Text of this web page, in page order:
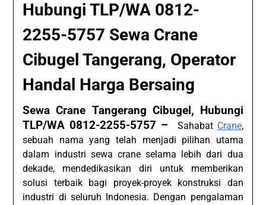
Hubungi TLP/WA 0812-
2255-5757 Sewa Crane
Cibugel Tangerang, Operator
Handal Harga Bersaing
Sewa Crane Tangerang Cibugel, Hubungi
TLP/WA 0812-2255-5757 – Sahabat Crane,
sebuah nama yang telah menjadi pilihan utama
dalam industri sewa crane selama lebih dari dua
dekade, mendedikasikan diri untuk memberikan
solusi terbaik bagi proyek-proyek konstruksi dan
industri di seluruh Indonesia. Dengan pengalaman